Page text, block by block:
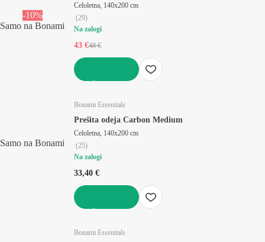
-10%
Samo na Bonami
Celoletna, 140x200 cm
(29)
Na zalogi
43 €48 €
Samo na Bonami
Bonami Essentials
Prešita odeja Carbon Medium
Celoletna, 140x200 cm
(25)
Na zalogi
33,40 €
Bonami Essentials